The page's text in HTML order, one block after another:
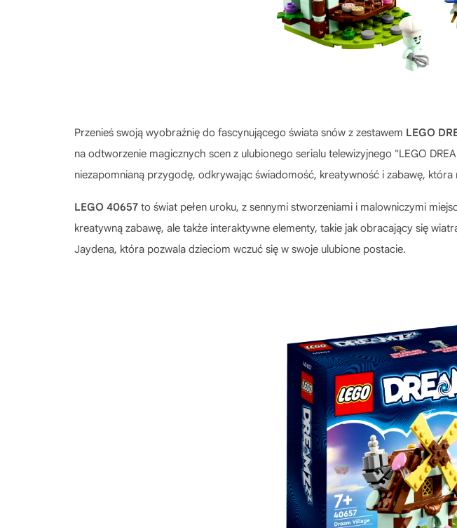
Przenieś swoją wyobraźnię do fascynującego świata snów z zestawem LEGO
na odtworzenie magicznych scen z ulubionego serialu telewizyjnego "LEGO
niezapomnianą przygodę, odkrywając świadomość, kreatywność i zabawę,
LEGO 40657 to świat pełen uroku, z sennymi stworzeniami i malowniczymi
kreatywną zabawę, ale także interaktywne elementy, takie jak obracający się
Jaydena, która pozwala dzieciom wczuć się w swoje ulubione postacie.